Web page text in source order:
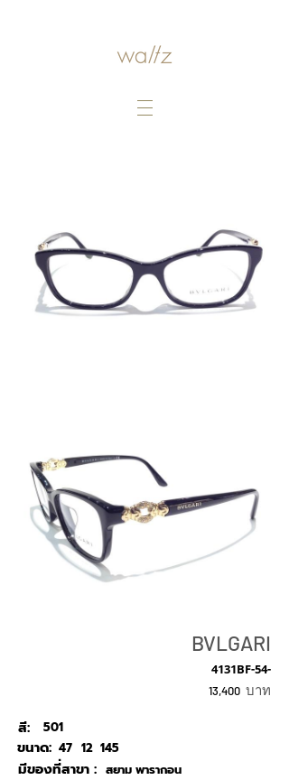
BVLGARI
4131BF-54-
13,400 บาท
สี:
501
47
ขนาด: 12 145
สยาม พารากอน
มีของที่สาขา :